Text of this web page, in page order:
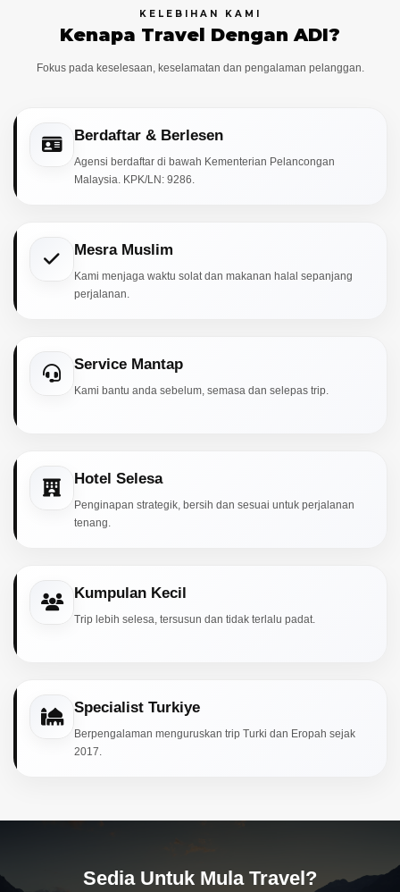
KELEBIHAN KAMI
Kenapa Travel Dengan ADI?
Fokus pada keselesaan, keselamatan dan pengalaman pelanggan.
Berdaftar & Berlesen
Agensi berdaftar di bawah Kementerian Pelancongan
Malaysia. KPK/LN: 9286.
Mesra Muslim
Kami menjaga waktu solat dan makanan halal sepanjang
perjalanan.
Service Mantap
Kami bantu anda sebelum, semasa dan selepas trip.
Hotel Selesa
Penginapan strategik, bersih dan sesuai untuk perjalanan
tenang.
Kumpulan Kecil
Trip lebih selesa, tersusun dan tidak terlalu padat.
Specialist Turkiye
Berpengalaman menguruskan trip Turki dan Eropah sejak
2017.
Sedia Untuk Mula Travel?